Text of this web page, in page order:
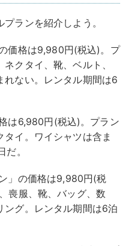
ランを紹介しよう。
価格は9,980円(税込)。プ
クタイ、靴、ベルト、
れない。レンタル期間は6
は6,980円(税込)。プラン
イ。ワイシャツは含ま
。
」の価格は9,980円(税
喪服、靴、バッグ、数
ング。レンタル期間は6泊